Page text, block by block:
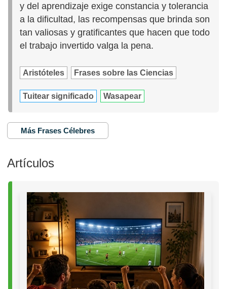
y del aprendizaje exige constancia y tolerancia
a la dificultad, las recompensas que brinda son
tan valiosas y gratificantes que hacen que todo
el trabajo invertido valga la pena.
Aristóteles Frases sobre las Ciencias
Tuitear significado Wasapear
Más Frases Célebres
Artículos